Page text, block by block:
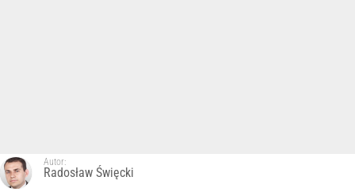
Autor:
Radosław Święcki